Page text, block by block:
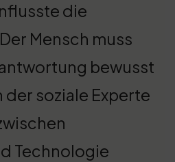
die
Mensch muss
bewusst
der soziale Experte
Technologie